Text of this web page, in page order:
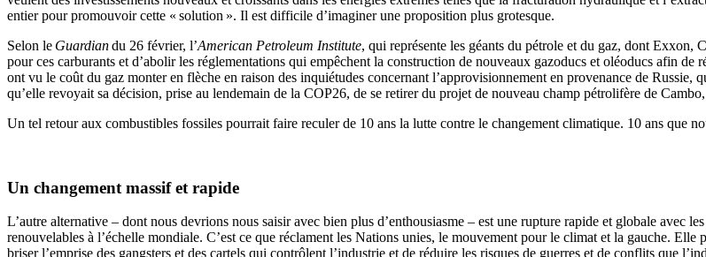
entier pour promouvoir cette « solution ». Il est difficile d’imaginer une proposition plus grotesque.
Selon le Guardiandu 26 février, l’American Petroleum Institute, qui représente les géants du pétrole et du gaz, dont Exxon,
pour ces carburants et d’abolir les réglementations qui empêchent la construction de nouveaux gazoducs et oléoducs afin
ont vu le coût du gaz monter en flèche en raison des inquiétudes concernant l’approvisionnement en provenance de
qu’elle revoyait sa décision, prise au lendemain de la COP26, de se retirer du projet de nouveau champ pétrolifère de Cambo,
Un tel retour aux combustibles fossiles pourrait faire reculer de 10 ans la lutte contre le changement climatique. 10 ans que
Un changement massif et rapide
L’autre alternative – dont nous devrions nous saisir avec bien plus d’enthousiasme – est une rupture rapide et globale avec
renouvelables à l’échelle mondiale. C’est ce que réclament les Nations unies, le mouvement pour le climat et la gauche.
briser l’emprise des gangsters et des cartels qui contrôlent l’industrie et de réduire les risques de guerres et de conflits que